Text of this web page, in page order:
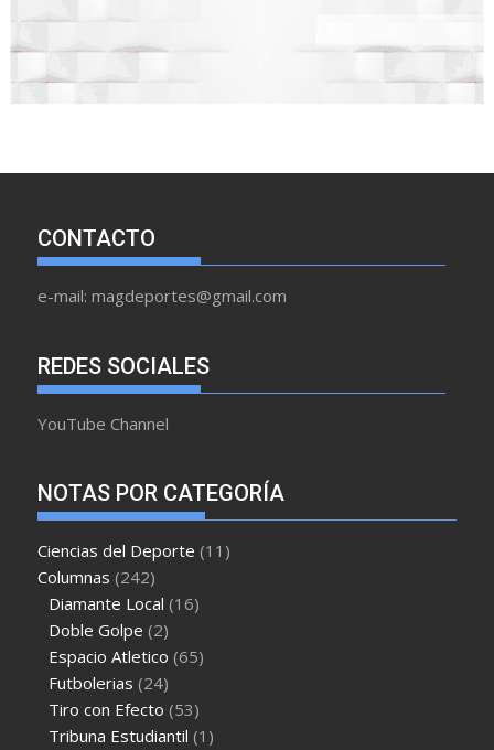
CONTACTO
e-mail: magdeportes@gmail.com
REDES SOCIALES
YouTube Channel
NOTAS POR CATEGORÍA
Ciencias del Deporte (11)
Columnas (242)
Diamante Local (16)
Doble Golpe (2)
Espacio Atletico (65)
Futbolerias (24)
Tiro con Efecto (53)
Tribuna Estudiantil (1)